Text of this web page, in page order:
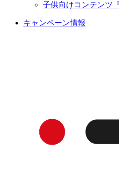
子供向けコンテンツ
キャンペーン情報